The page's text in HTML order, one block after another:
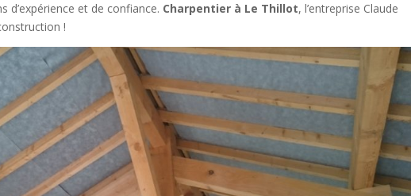
d’expérience et de confiance. Charpentier à Le Thillot, l’entreprise Claude
!